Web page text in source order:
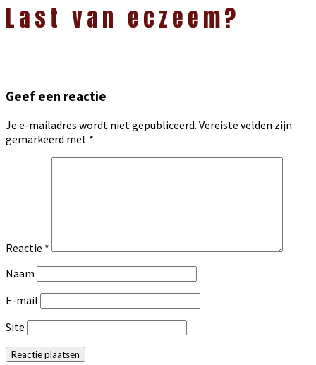
Interacties
Last van eczeem?
Geef een reactie
Je e-mailadres wordt niet gepubliceerd. Vereiste velden zijn
gemarkeerd met *
Reactie *
Naam
E-mail
Site